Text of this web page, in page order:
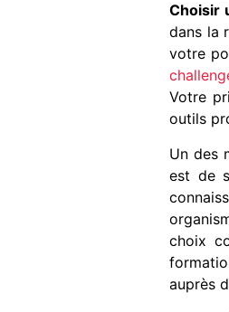
Choisir
dans la
votre
Votre
outils
Un des
est de
choix
auprès